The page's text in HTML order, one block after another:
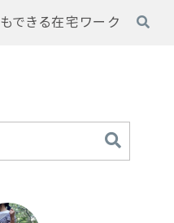
できる在宅ワーク